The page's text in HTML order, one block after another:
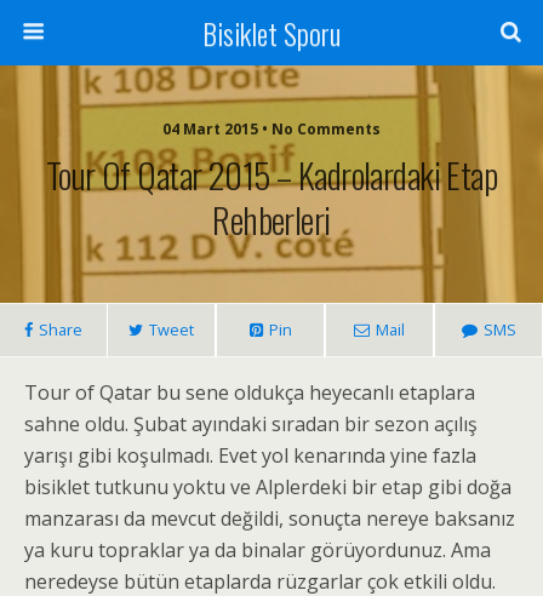
Bisiklet Sporu
04 Mart 2015 • No Comments
Tour Of Qatar 2015 – Kadrolardaki Etap
Rehberleri
Share Tweet Pin Mail SMS
Tour of Qatar bu sene oldukça heyecanlı etaplara
sahne oldu. Şubat ayındaki sıradan bir sezon açılış
yarışı gibi koşulmadı. Evet yol kenarında yine fazla
bisiklet tutkunu yoktu ve Alplerdeki bir etap gibi doğa
manzarası da mevcut değildi, sonuçta nereye baksanız
ya kuru topraklar ya da binalar görüyordunuz. Ama
neredeyse bütün etaplarda rüzgarlar çok etkili oldu.